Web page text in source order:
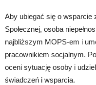
Aby ubiegać się o
Społecznej, osoba
najbliższym MOPS-em i
pracownikiem socjalnym.
oceni sytuację osoby i
świadczeń i wsparcia.